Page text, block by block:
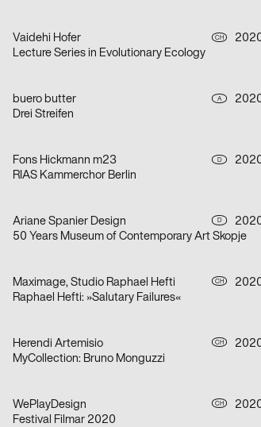
Vaidehi Hofer CH
Lecture Series in Evolutionary Ecology
buero butter A
Drei Streifen
Fons Hickmann m23 D
RIAS Kammerchor Berlin
Ariane Spanier Design D
50 Years Museum of Contemporary Art Skopje
Maximage, Studio Raphael Hefti CH
Raphael Hefti: »Salutary Failures«
Herendi Artemisio CH
MyCollection: Bruno Monguzzi
WePlayDesign CH
Festival Filmar 2020